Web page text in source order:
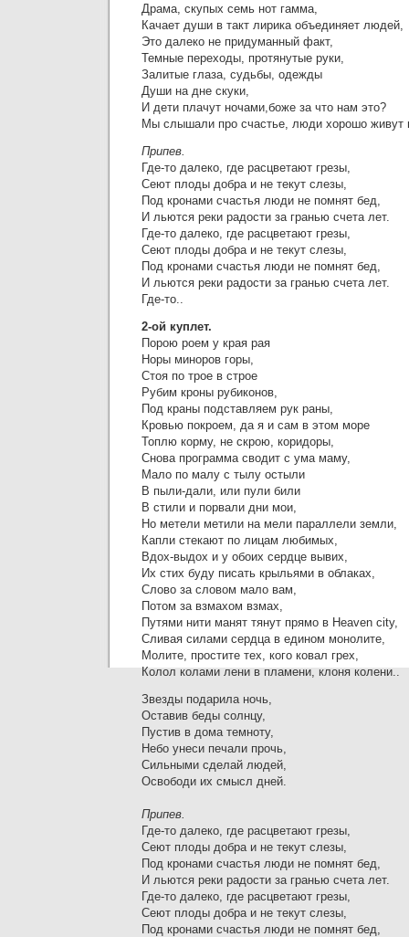
Драма, скупых семь нот гамма,
Качает души в такт лирика объединяет людей,
Это далеко не придуманный факт,
Темные переходы, протянутые руки,
Залитые глаза, судьбы, одежды
Души на дне скуки,
И дети плачут ночами,боже за что нам это?
Мы слышали про счастье, люди хорошо живут
Припев.
Где-то далеко, где расцветают грезы,
Сеют плоды добра и не текут слезы,
Под кронами счастья люди не помнят бед,
И льются реки радости за гранью счета лет.
Где-то далеко, где расцветают грезы,
Сеют плоды добра и не текут слезы,
Под кронами счастья люди не помнят бед,
И льются реки радости за гранью счета лет.
Где-то..
2-ой куплет.
Порою роем у края рая
Норы миноров горы,
Стоя по трое в строе
Рубим кроны рубиконов,
Под краны подставляем рук раны,
Кровью покроем, да я и сам в этом море
Топлю корму, не скрою, коридоры,
Снова программа сводит с ума маму,
Мало по малу с тылу остыли
В пыли-дали, или пули били
В стили и порвали дни мои,
Но метели метили на мели параллели земли,
Капли стекают по лицам любимых,
Вдох-выдох и у обоих сердце вывих,
Их стих буду писать крыльями в облаках,
Слово за словом мало вам,
Потом за взмахом взмах,
Путями нити манят тянут прямо в Heaven city,
Сливая силами сердца в едином монолите,
Молите, простите тех, кого ковал грех,
Колол колами лени в пламени, клоня колени..
Звезды подарила ночь,
Оставив беды солнцу,
Пустив в дома темноту,
Небо унеси печали прочь,
Сильными сделай людей,
Освободи их смысл дней.
Припев.
Где-то далеко, где расцветают грезы,
Сеют плоды добра и не текут слезы,
Под кронами счастья люди не помнят бед,
И льются реки радости за гранью счета лет.
Где-то далеко, где расцветают грезы,
Сеют плоды добра и не текут слезы,
Под кронами счастья люди не помнят бед,